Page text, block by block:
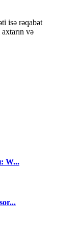
isə rəqabət
və
W...